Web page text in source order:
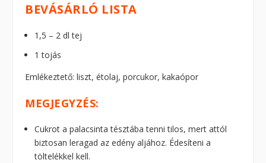
BEVÁSÁRLÓ LISTA
1,5 – 2 dl tej
1 tojás
Emlékeztető: liszt, étolaj, porcukor, kakaópor
MEGJEGYZÉS:
Cukrot a palacsinta tésztába tenni tilos, mert attól
biztosan leragad az edény aljához. Édesíteni a
töltelékkel kell.